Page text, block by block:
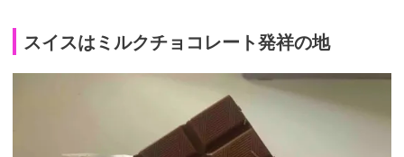
スイスはミルクチョコレート発祥の地